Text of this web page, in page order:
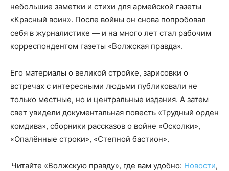
небольшие заметки и стихи для армейской газеты
«Красный воин». После войны он снова попробовал
себя в журналистике — и на много лет стал рабочим
корреспондентом газеты «Волжская правда».
Его материалы о великой стройке, зарисовки о
встречах с интересными людьми публиковали не
только местные, но и центральные издания. А затем
свет увидели документальная повесть «Трудный орден
комдива», сборники рассказов о войне «Осколки»,
«Опалённые строки», «Степной бастион».
Читайте «Волжскую правду», где вам удобно: Новости,